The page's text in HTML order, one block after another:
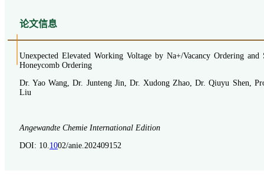
论文信息
Unexpected Elevated Working Voltage by Na+/Vacancy Ordering
Honeycomb Ordering
Dr. Yao Wang, Dr. Junteng Jin, Dr. Xudong Zhao, Dr. Qiuyu Shen,
Liu
Angewandte Chemie International Edition
DOI: 10. 1002/anie.202409152